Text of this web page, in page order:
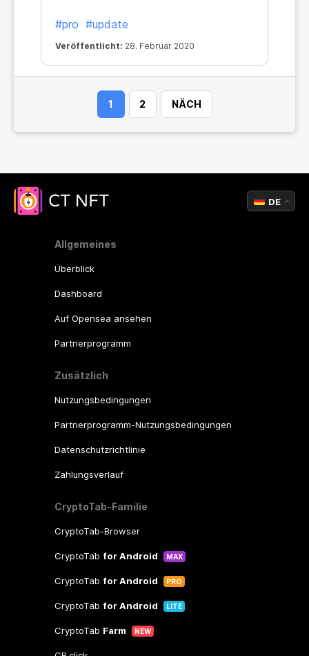
schnelleres Minen ermöglichen.
#pro #update
Veröffentlicht: 28. Februar 2020
1 2 NÄCH
Allgemeines
Überblick
Dashboard
Auf Opensea ansehen
Partnerprogramm
Zusätzlich
Nutzungsbedingungen
Partnerprogramm-Nutzungsbedingungen
Datenschutzrichtlinie
Zahlungsverlauf
CryptoTab-Familie
CryptoTab-Browser
CryptoTab for Android MAX
CryptoTab for Android PRO
CryptoTab for Android LITE
CryptoTab Farm NEW
DE